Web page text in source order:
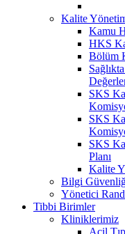
Kalite
Kamu
HKS
Bölüm
SKS
SKS
SKS
Planı
Kalite
Bilgi
Yönetici
Tibbi Birimler
Kliniklerimiz
Acil Tıp